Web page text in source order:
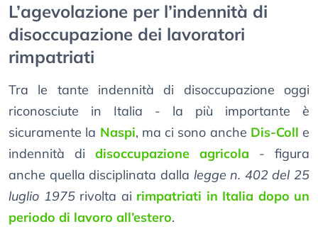
L’agevolazione per l’indennità di
disoccupazione dei lavoratori
rimpatriati
Tra le tante indennità di disoccupazione oggi
riconosciute in Italia - la più importante è
sicuramente la Naspi, ma ci sono anche Dis-Coll e
indennità di disoccupazione agricola - figura
anche quella disciplinata dalla legge n. 402 del 25
luglio 1975rivolta ai rimpatriati in Italia dopo un
periodo di lavoro all’estero.